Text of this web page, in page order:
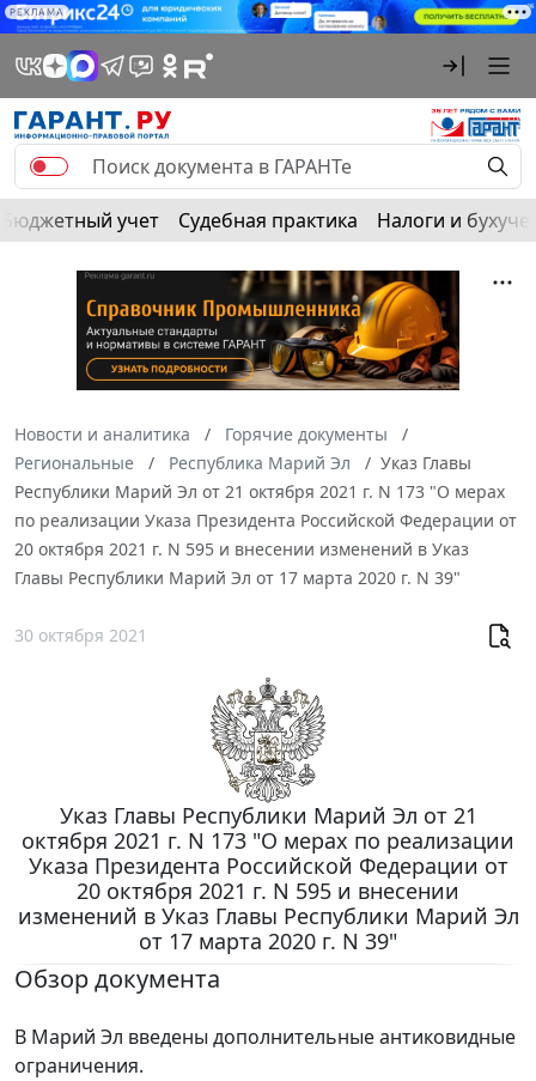
РЕКЛАМА
Бюджетный учет Судебная практика Налоги и
Новости и аналитика
Горячие документы
Региональные
Республика Марий Эл
Указ Главы
Республики Марий Эл от 21 октября 2021 г. N 173 "О мерах
по реализации Указа Президента Российской Федерации от
20 октября 2021 г. N 595 и внесении изменений в Указ
Главы Республики Марий Эл от 17 марта 2020 г. N 39"
30 октября 2021
Указ Главы Республики Марий Эл от 21
октября 2021 г. N 173 "О мерах по реализации
Указа Президента Российской Федерации от
20 октября 2021 г. N 595 и внесении
изменений в Указ Главы Республики Марий Эл
от 17 марта 2020 г. N 39"
Обзор документа
В Марий Эл введены дополнительные антиковидные
ограничения.